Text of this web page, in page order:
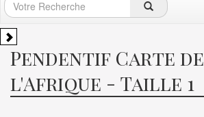
Pendentif Carte de
l'Afrique - Taille 1